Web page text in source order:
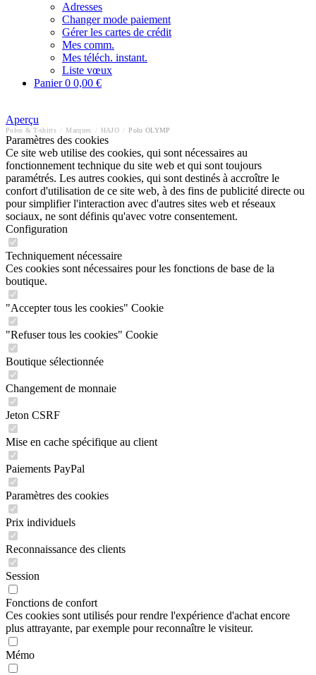
Adresses
Changer mode paiement
Gérer les cartes de crédit
Mes comm.
Mes téléch. instant.
Liste vœux
Panier0 0,00 €
Aperçu
Polos & T-shirts Marques HAJO Polo OLYMP
Paramètres des cookies
Ce site web utilise des cookies, qui sont nécessaires au
fonctionnement technique du site web et qui sont toujours
paramétrés. Les autres cookies, qui sont destinés à accroître le
confort d'utilisation de ce site web, à des fins de publicité directe ou
pour simplifier l'interaction avec d'autres sites web et réseaux
sociaux, ne sont définis qu'avec votre consentement.
Configuration
Techniquement nécessaire
Ces cookies sont nécessaires pour les fonctions de base de la
boutique.
"Accepter tous les cookies" Cookie
"Refuser tous les cookies" Cookie
Boutique sélectionnée
Changement de monnaie
Jeton CSRF
Mise en cache spécifique au client
Paiements PayPal
Paramètres des cookies
Prix individuels
Reconnaissance des clients
Session
Fonctions de confort
Ces cookies sont utilisés pour rendre l'expérience d'achat encore
plus attrayante, par exemple pour reconnaître le visiteur.
Mémo